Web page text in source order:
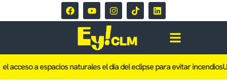
acceso a espacios naturales el día del eclipse para evitar incendios